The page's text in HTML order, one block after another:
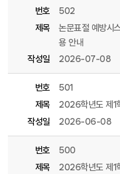
번호
502
제목
논문표절 예방
용 안내
작성일
2026-07-08
번호
501
제목
2026학년도 제1
작성일
2026-06-08
번호
500
제목
2026학년도 제1